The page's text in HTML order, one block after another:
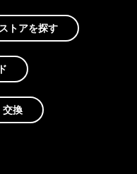
ストアを探す
交換